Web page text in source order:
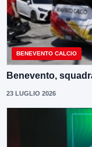
BENEVENTO CALCIO
Benevento,
23 LUGLIO 2026